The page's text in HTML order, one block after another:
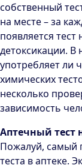
собственный
на месте – за
появляется
детоксикации.
употребляет ли
химических
несколько
зависимость
Аптечный тест
Пожалуй, самый
теста в аптеке.